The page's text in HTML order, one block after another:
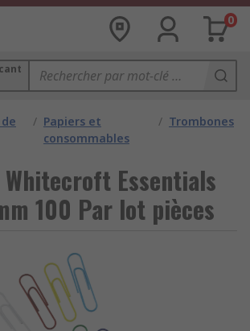
0
/ Papiers et
consommables
/ Trombones
Whitecroft Essentials
100 Par lot pièces